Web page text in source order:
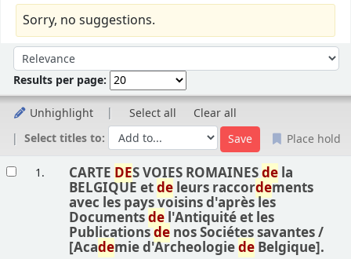
Sorry, no suggestions.
Sort by:
Results per page:
Unhighlight Select all
Clear all
Select titles to:
Place hold
1. CARTE DES VOIES ROMAINESdela
BELGIQUE etdeleurs raccordements
avec les pays voisins d'après les
Documentsdel'Antiquité et les
Publicationsdenos Sociétes savantes /
[Academie d'ArcheologiedeBelgique].